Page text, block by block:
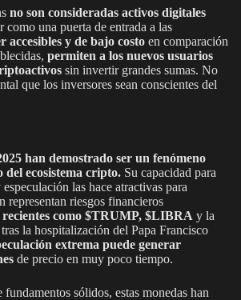
no son consideradas activos digitales
como una puerta de entrada a las
accesibles y de bajo costo en comparación
permiten a los nuevos usuarios
sin invertir grandes sumas. No
que los inversores sean conscientes del
han demostrado ser un fenómeno
ecosistema cripto. Su capacidad para
las hace atractivas para
representan riesgos financieros
recientes como $TRUMP, $LIBRA y la
la hospitalización del Papa Francisco
extrema puede generar
de precio en muy poco tiempo.
fundamentos sólidos, estas monedas han